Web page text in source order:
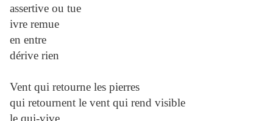
assertive ou tue
ivre remue
en entre
dérive rien
Vent qui retourne les pierres
qui retournent le vent qui rend visible
le qui-vive